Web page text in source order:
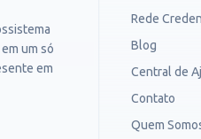
um só
em
Rede
Blog
Central de
Contato
Quem